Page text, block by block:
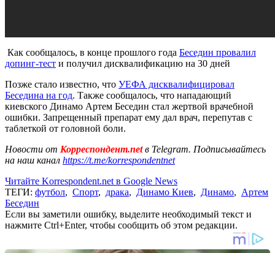
Как сообщалось, в конце прошлого года Беседин провалил
допинг-тест и получил дисквалификацию на 30 дней
Позже стало известно, что УЕФА дисквалифицировал
Беседина на год. Также сообщалось, что нападающий
киевского Динамо Артем Беседин стал жертвой врачебной
ошибки. Запрещенный препарат ему дал врач, перепутав с
таблеткой от головной боли.
Новости от Корреспондент.netв Telegram. Подписывайтесь
на наш канал https://t.me/korrespondentnet
Читайте Korrespondent.net в Google News
ТЕГИ: футбол, Спорт, драка, Динамо Киев, Динамо, Артем
Беседин
Если вы заметили ошибку, выделите необходимый текст и
нажмите Ctrl+Enter, чтобы сообщить об этом редакции.